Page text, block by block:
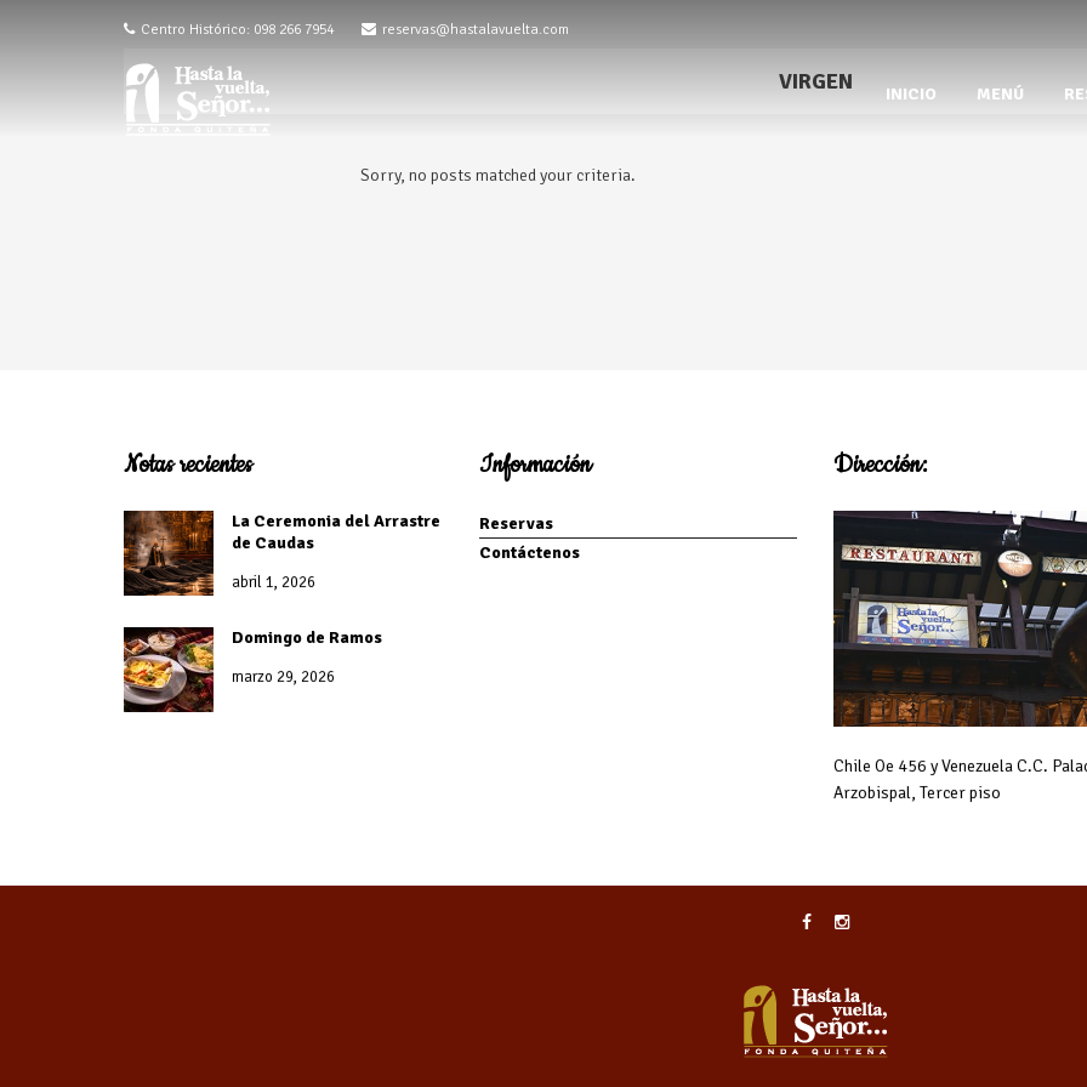
Centro Histórico: 098 266 7954 reservas@hastalavuelta.com
INICIO MENÚ
VIRGEN
Sorry, no posts matched your criteria.
Notas recientes
La Ceremonia del Arrastre
de Caudas
abril 1, 2026
Domingo de Ramos
marzo 29, 2026
Información
Reservas
Contáctenos
Dirección:
Chile Oe 456 y Venezuela C.C.
Arzobispal, Tercer piso